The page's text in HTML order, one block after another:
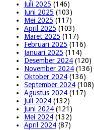
Juli 2025 (146)
Juni 2025 (103)
Mei 2025 (117)
April 2025 (103)
Maret 2025 (117)
Februari 2025 (116)
Januari 2025 (114)
Desember 2024 (120)
November 2024 (136)
Oktober 2024 (136)
September 2024 (108)
Agustus 2024 (117)
Juli 2024 (132)
Juni 2024 (121)
Mei 2024 (132)
April 2024 (87)